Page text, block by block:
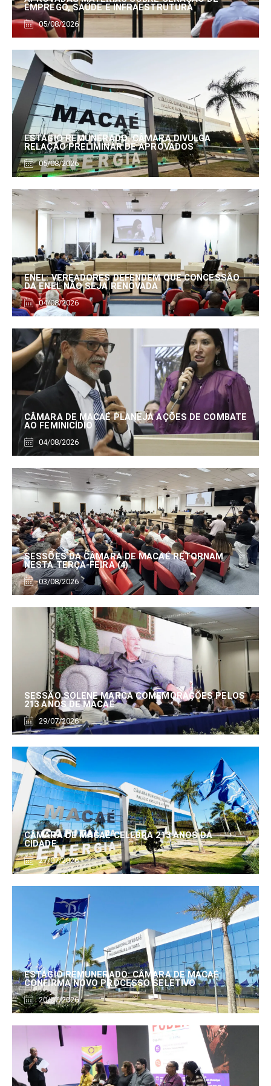
EMPREGO, SAÚDE E INFRAESTRUTURA
05/08/2026
ESTÁGIO REMUNERADO: CÂMARA DIVULGA
RELAÇÃO PRELIMINAR DE APROVADOS
05/08/2026
ENEL: VEREADORES DEFENDEM QUE CONCESSÃO
DA ENEL NÃO SEJA RENOVADA
04/08/2026
CÂMARA DE MACAÉ PLANEJA AÇÕES DE COMBATE
AO FEMINICÍDIO
04/08/2026
SESSÕES DA CÂMARA DE MACAÉ RETORNAM
NESTA TERÇA-FEIRA (4)
03/08/2026
SESSÃO SOLENE MARCA COMEMORAÇÕES PELOS
213 ANOS DE MACAÉ
29/07/2026
CÂMARA DE MACAÉ CELEBRA 213 ANOS DA
CIDADE
27/07/2026
ESTÁGIO REMUNERADO: CÂMARA DE MACAÉ
CONFIRMA NOVO PROCESSO SELETIVO
20/07/2026